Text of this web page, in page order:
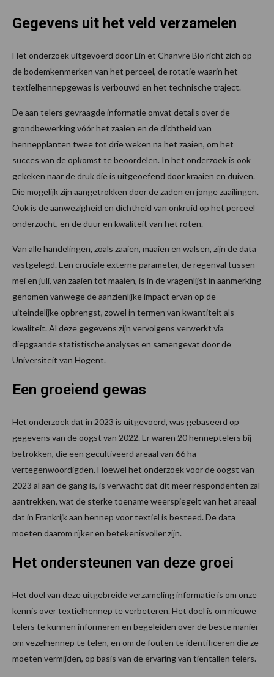
Gegevens uit het veld verzamelen
Het onderzoek uitgevoerd door Lin et Chanvre Bio richt zich op
de bodemkenmerken van het perceel, de rotatie waarin het
textielhennepgewas is verbouwd en het technische traject.
De aan telers gevraagde informatie omvat details over de
grondbewerking vóór het zaaien en de dichtheid van
hennepplanten twee tot drie weken na het zaaien, om het
succes van de opkomst te beoordelen. In het onderzoek is ook
gekeken naar de druk die is uitgeoefend door kraaien en duiven.
Die mogelijk zijn aangetrokken door de zaden en jonge zaailingen.
Ook is de aanwezigheid en dichtheid van onkruid op het perceel
onderzocht, en de duur en kwaliteit van het roten.
Van alle handelingen, zoals zaaien, maaien en walsen, zijn de data
vastgelegd. Een cruciale externe parameter, de regenval tussen
mei en juli, van zaaien tot maaien, is in de vragenlijst in aanmerking
genomen vanwege de aanzienlijke impact ervan op de
uiteindelijke opbrengst, zowel in termen van kwantiteit als
kwaliteit. Al deze gegevens zijn vervolgens verwerkt via
diepgaande statistische analyses en samengevat door de
Universiteit van Hogent.
Een groeiend gewas
Het onderzoek dat in 2023 is uitgevoerd, was gebaseerd op
gegevens van de oogst van 2022. Er waren 20 henneptelers bij
betrokken, die een gecultiveerd areaal van 66 ha
vertegenwoordigden. Hoewel het onderzoek voor de oogst van
2023 al aan de gang is, is verwacht dat dit meer respondenten zal
aantrekken, wat de sterke toename weerspiegelt van het areaal
dat in Frankrijk aan hennep voor textiel is besteed. De data
moeten daarom rijker en betekenisvoller zijn.
Het ondersteunen van deze groei
Het doel van deze uitgebreide verzameling informatie is om onze
kennis over textielhennep te verbeteren. Het doel is om nieuwe
telers te kunnen informeren en begeleiden over de beste manier
om vezelhennep te telen, en om de fouten te identificeren die ze
moeten vermijden, op basis van de ervaring van tientallen telers.